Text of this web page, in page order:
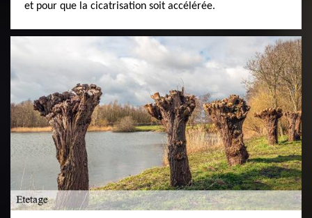
et pour que la cicatrisation soit accélérée.